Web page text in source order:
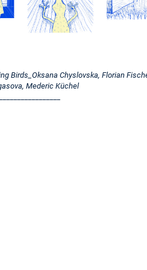
Birds_Oksana Chyslovska, Florian
Mederic Küchel